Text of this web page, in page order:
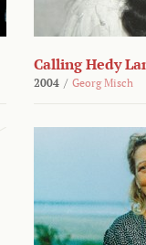
Calling Hedy
2004 / Georg Misch